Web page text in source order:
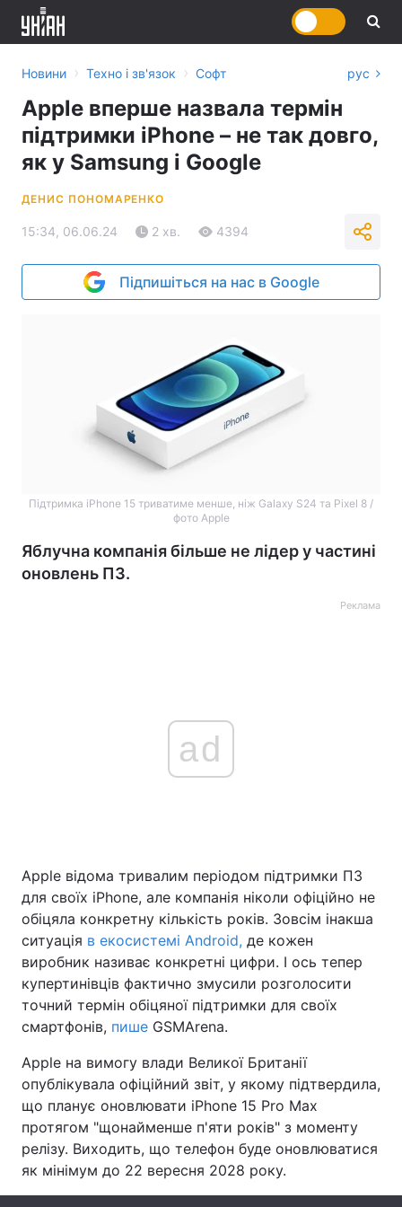
Головна Війна
Україна Політика
Економіка Світ
Спорт Наука
Техно і зв'язок
Зброя Інциденти
Здоров'я
Цікавинки Погода
Екологія Регіони
Новини › Техно і зв'язок › Софт рус
Apple вперше назвала термін
підтримки iPhone – не так довго,
як у Samsung і Google
ДЕНИС ПОНОМАРЕНКО
15:34, 06.06.24 2 хв. 4394
Підпишіться на нас в Google
Підтримка iPhone 15 триватиме менше, ніж Galaxy S24 та Pixel 8 /
фото Apple
Яблучна компанія більше не лідер у частині
оновлень ПЗ.
Реклама
ad
Apple відома тривалим періодом підтримки ПЗ
для своїх iPhone, але компанія ніколи офіційно не
обіцяла конкретну кількість років. Зовсім інакша
ситуація в екосистемі Android, де кожен
виробник називає конкретні цифри. І ось тепер
купертинівців фактично змусили розголосити
точний термін обіцяної підтримки для своїх
смартфонів, пише GSMArena.
Apple на вимогу влади Великої Британії
опублікувала офіційний звіт, у якому підтвердила,
що планує оновлювати iPhone 15 Pro Max
протягом "щонайменше п'яти років" з моменту
релізу. Виходить, що телефон буде оновлюватися
як мінімум до 22 вересня 2028 року.